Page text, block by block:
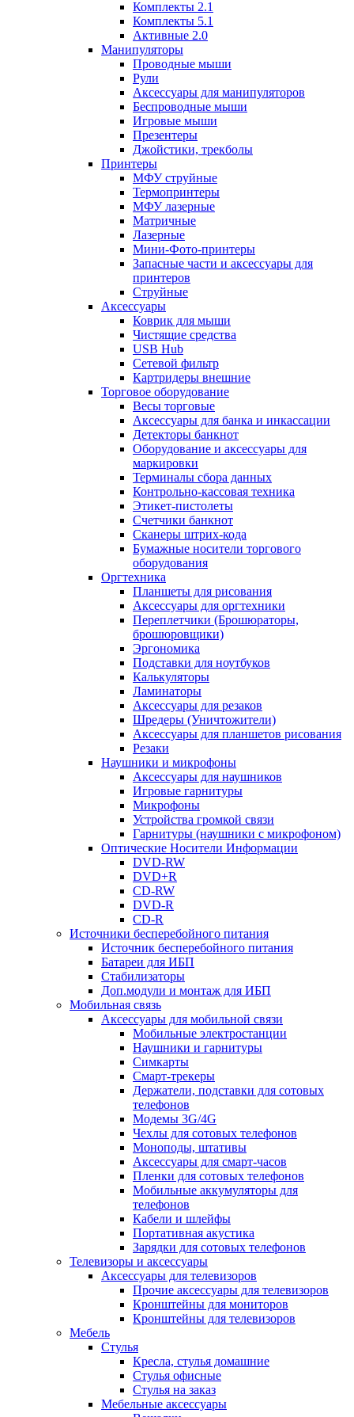
Комплекты 2.1
Комплекты 5.1
Активные 2.0
Манипуляторы
Проводные мыши
Рули
Аксессуары для манипуляторов
Беспроводные мыши
Игровые мыши
Презентеры
Джойстики, трекболы
Принтеры
МФУ струйные
Термопринтеры
МФУ лазерные
Матричные
Лазерные
Мини-Фото-принтеры
Запасные части и аксессуары для
принтеров
Струйные
Аксессуары
Коврик для мыши
Чистящие средства
USB Hub
Сетевой фильтр
Картридеры внешние
Торговое оборудование
Весы торговые
Аксессуары для банка и инкассации
Детекторы банкнот
Оборудование и аксессуары для
маркировки
Терминалы сбора данных
Контрольно-кассовая техника
Этикет-пистолеты
Счетчики банкнот
Сканеры штрих-кода
Бумажные носители торгового
оборудования
Оргтехника
Планшеты для рисования
Аксессуары для оргтехники
Переплетчики (Брошюраторы,
брошюровщики)
Эргономика
Подставки для ноутбуков
Калькуляторы
Ламинаторы
Аксессуары для резаков
Шредеры (Уничтожители)
Аксессуары для планшетов рисования
Резаки
Наушники и микрофоны
Аксессуары для наушников
Игровые гарнитуры
Микрофоны
Устройства громкой связи
Гарнитуры (наушники с микрофоном)
Оптические Носители Информации
DVD-RW
DVD+R
CD-RW
DVD-R
CD-R
Источники бесперебойного питания
Источник бесперебойного питания
Батареи для ИБП
Стабилизаторы
Доп.модули и монтаж для ИБП
Мобильная связь
Аксессуары для мобильной связи
Мобильные электростанции
Наушники и гарнитуры
Симкарты
Смарт-трекеры
Держатели, подставки для сотовых
телефонов
Модемы 3G/4G
Чехлы для сотовых телефонов
Моноподы, штативы
Аксессуары для смарт-часов
Пленки для сотовых телефонов
Мобильные аккумуляторы для
телефонов
Кабели и шлейфы
Портативная акустика
Зарядки для сотовых телефонов
Телевизоры и аксессуары
Аксессуары для телевизоров
Прочие аксессуары для телевизоров
Кронштейны для мониторов
Кронштейны для телевизоров
Мебель
Стулья
Кресла, стулья домашние
Стулья офисные
Стулья на заказ
Мебельные аксессуары